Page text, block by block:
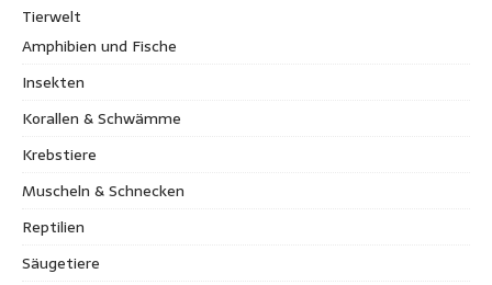
Tierwelt
Amphibien und Fische
Insekten
Korallen & Schwämme
Krebstiere
Muscheln & Schnecken
Reptilien
Säugetiere